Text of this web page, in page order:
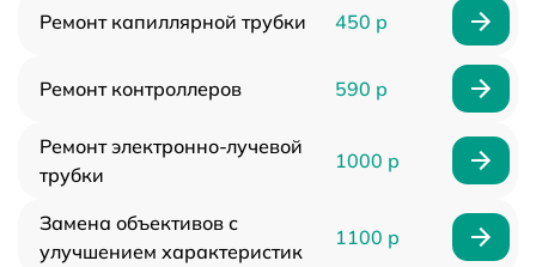
Ремонт капиллярной трубки 450 р
Ремонт контроллеров 590 р
Ремонт электронно-лучевой
трубки
1000 р
Замена объективов с
улучшением характеристик
1100 р